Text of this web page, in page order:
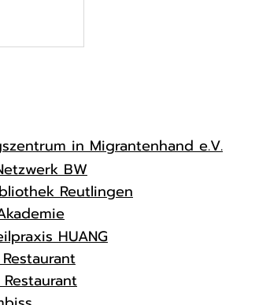
in Migrantenhand e.V.
BW
Reutlingen
HUANG